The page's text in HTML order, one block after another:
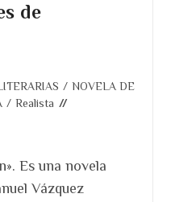
de
/ NOVELA DE
/ Realista
Es una novela
Vázquez